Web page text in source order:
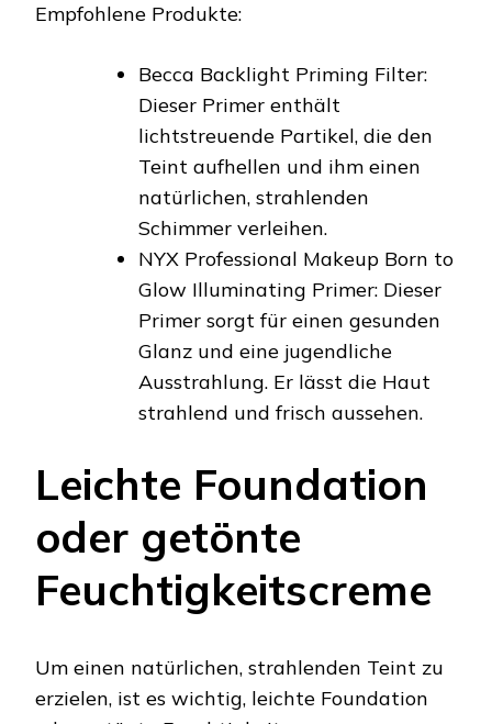
Empfohlene Produkte:
Becca Backlight Priming Filter:
Dieser Primer enthält
lichtstreuende Partikel, die den
Teint aufhellen und ihm einen
natürlichen, strahlenden
Schimmer verleihen.
NYX Professional Makeup Born to
Glow Illuminating Primer: Dieser
Primer sorgt für einen gesunden
Glanz und eine jugendliche
Ausstrahlung. Er lässt die Haut
strahlend und frisch aussehen.
Leichte Foundation
oder getönte
Feuchtigkeitscreme
Um einen natürlichen, strahlenden Teint zu
erzielen, ist es wichtig, leichte Foundation